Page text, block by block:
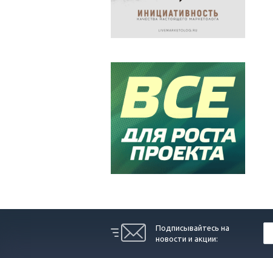
Подписывайтесь на
новости и акции: